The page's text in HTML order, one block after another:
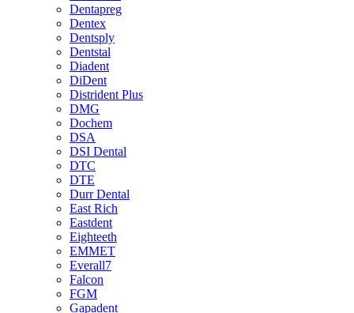
Dentapreg
Dentex
Dentsply
Dentstal
Diadent
DiDent
Distrident Plus
DMG
Dochem
DSA
DSI Dental
DTC
DTE
Durr Dental
East Rich
Eastdent
Eighteeth
EMMET
Everall7
Falcon
FGM
Gapadent